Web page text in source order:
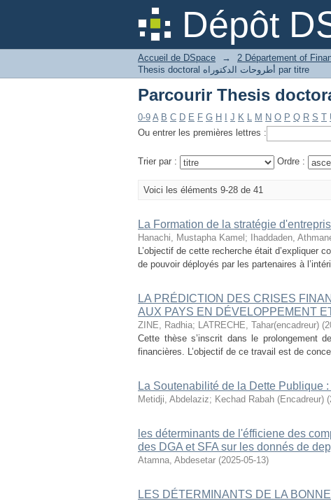
Dépôt
Accueil de DSpace →
Thesis doctoral أطروحات الدكتوراه par titre
0-9 A B C D E F G H J K L M N O P Q R S T
Ou entrer les premières lettres :
Trier par : Ordre :
Voici les éléments 9-28 de 41
La Formation de la stratégie
Hanachi, Mustapha Kamel ; Ihaddaden,
L’objectif de cette recherche était d’expliquer
de pouvoir déployés par les partenaires à
LA PRÉDICTION DES CRISES
AUX PAYS EN DÉVELOPPEMENT
ZINE, Radhia; LATRECHE, Tahar(encadreur) (
Cette thèse s’inscrit dans le prolongement
financières. L’objectif de ce travail est de
La Soutenabilité de la Dette Publique
Metidji, Abdelaziz; Kechad Rabah (Encadreur) (
les déterminants de l'éfficiene des
des DGA et SFA sur les donnés de
Atamna, Abdesetar (2025-05-13)
LES DÉTERMINANTS DE LA